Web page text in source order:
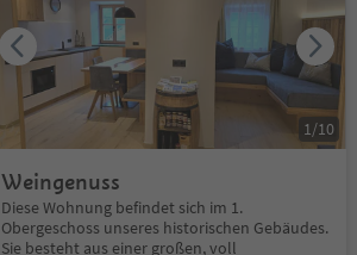
Weingenuss
Diese Wohnung befindet sich im 1.
Obergeschoss unseres historischen Gebäudes.
Sie besteht aus einer großen, voll
1/10